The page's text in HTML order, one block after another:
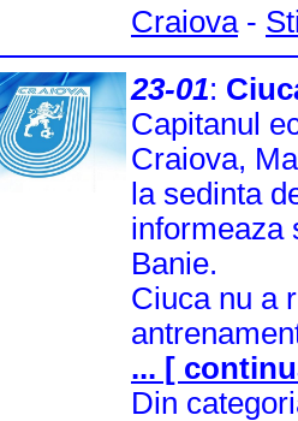
Craiova-
23-01:
Capitanul
Craiova,
la sedinta
informeaza
Banie.
Ciuca nu a
... [
Din